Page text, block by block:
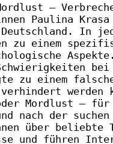
–
Paulina Krasa
In
zu einem
bei
zu einem
werden
Mordlust –
nach der suchen
über beliebte
und führen